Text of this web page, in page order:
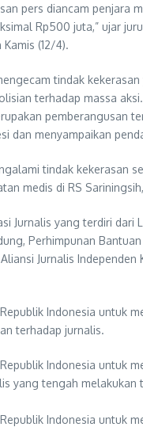
pers diancam penjara
Rp500 juta,” ujar juru
(12/4).
tindak kekerasan
terhadap massa
pemberangusan
dan menyampaikan
tindak kekerasan
medis di RS
Jurnalis yang terdiri dari
Perhimpunan
Jurnalis Independen
Indonesia untuk
terhadap jurnalis.
Indonesia untuk
yang tengah melakukan
Indonesia untuk